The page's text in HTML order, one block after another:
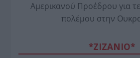
Αμερικανού Προέδρου για
πολέμου στην
*ZΙΖΑΝΙΟ*